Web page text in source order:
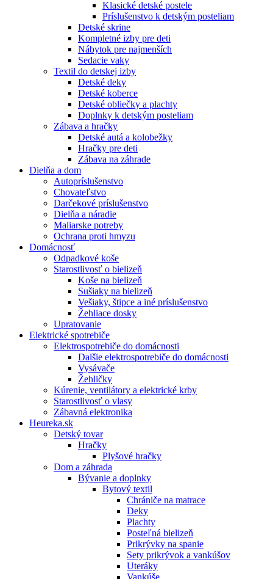
Klasické detské postele
Príslušenstvo k detským posteliam
Detské skrine
Kompletné izby pre deti
Nábytok pre najmenších
Sedacie vaky
Textil do detskej izby
Detské deky
Detské koberce
Detské obliečky a plachty
Doplnky k detským posteliam
Zábava a hračky
Detské autá a kolobežky
Hračky pre deti
Zábava na záhrade
Dielňa a dom
Autopríslušenstvo
Chovateľstvo
Darčekové príslušenstvo
Dielňa a náradie
Maliarske potreby
Ochrana proti hmyzu
Domácnosť
Odpadkové koše
Starostlivosť o bielizeň
Koše na bielizeň
Sušiaky na bielizeň
Vešiaky, štipce a iné príslušenstvo
Žehliace dosky
Upratovanie
Elektrické spotrebiče
Elektrospotrebiče do domácnosti
Dalšie elektrospotrebiče do domácnosti
Vysávače
Žehličky
Kúrenie, ventilátory a elektrické krby
Starostlivosť o vlasy
Zábavná elektronika
Heureka.sk
Detský tovar
Hračky
Plyšové hračky
Dom a záhrada
Bývanie a doplnky
Bytový textil
Chrániče na matrace
Deky
Plachty
Posteľná bielizeň
Prikrývky na spanie
Sety prikrývok a vankúšov
Uteráky
Vankúše